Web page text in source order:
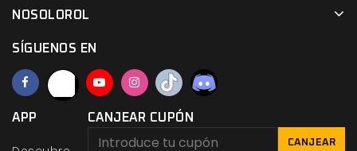
NOSOLOROL
SÍGUENOS EN
APP CANJEAR CUPÓN
CANJEAR